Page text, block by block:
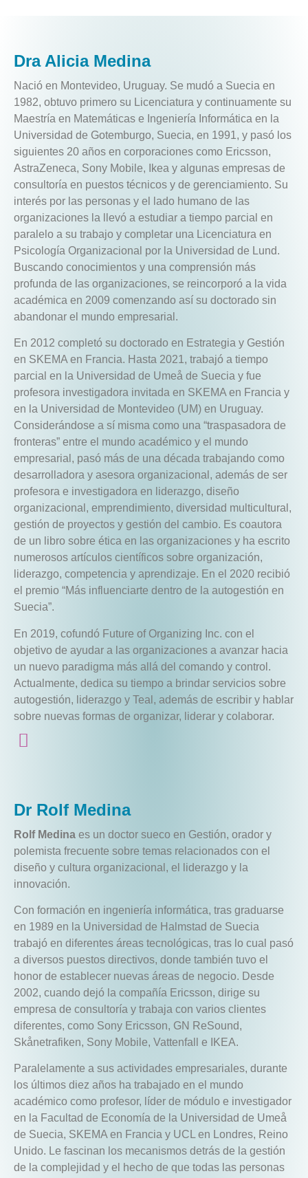
Dra Alicia Medina
Nació en Montevideo, Uruguay. Se mudó a Suecia en
1982, obtuvo primero su Licenciatura y continuamente su
Maestría en Matemáticas e Ingeniería Informática en la
Universidad de Gotemburgo, Suecia, en 1991, y pasó los
siguientes 20 años en corporaciones como Ericsson,
AstraZeneca, Sony Mobile, Ikea y algunas empresas de
consultoría en puestos técnicos y de gerenciamiento. Su
interés por las personas y el lado humano de las
organizaciones la llevó a estudiar a tiempo parcial en
paralelo a su trabajo y completar una Licenciatura en
Psicología Organizacional por la Universidad de Lund.
Buscando conocimientos y una comprensión más
profunda de las organizaciones, se reincorporó a la vida
académica en 2009 comenzando así su doctorado sin
abandonar el mundo empresarial.
En 2012 completó su doctorado en Estrategia y Gestión
en SKEMA en Francia. Hasta 2021, trabajó a tiempo
parcial en la Universidad de Umeå de Suecia y fue
profesora investigadora invitada en SKEMA en Francia y
en la Universidad de Montevideo (UM) en Uruguay.
Considerándose a sí misma como una “traspasadora de
fronteras” entre el mundo académico y el mundo
empresarial, pasó más de una década trabajando como
desarrolladora y asesora organizacional, además de ser
profesora e investigadora en liderazgo, diseño
organizacional, emprendimiento, diversidad multicultural,
gestión de proyectos y gestión del cambio. Es coautora
de un libro sobre ética en las organizaciones y ha escrito
numerosos artículos científicos sobre organización,
liderazgo, competencia y aprendizaje. En el 2020 recibió
el premio “Más influenciarte dentro de la autogestión en
Suecia”.
En 2019, cofundó Future of Organizing Inc. con el
objetivo de ayudar a las organizaciones a avanzar hacia
un nuevo paradigma más allá del comando y control.
Actualmente, dedica su tiempo a brindar servicios sobre
autogestión, liderazgo y Teal, además de escribir y hablar
sobre nuevas formas de organizar, liderar y colaborar.
Dr Rolf Medina
Rolf Medina es un doctor sueco en Gestión, orador y
polemista frecuente sobre temas relacionados con el
diseño y cultura organizacional, el liderazgo y la
innovación.
Con formación en ingeniería informática, tras graduarse
en 1989 en la Universidad de Halmstad de Suecia
trabajó en diferentes áreas tecnológicas, tras lo cual pasó
a diversos puestos directivos, donde también tuvo el
honor de establecer nuevas áreas de negocio. Desde
2002, cuando dejó la compañía Ericsson, dirige su
empresa de consultoría y trabaja con varios clientes
diferentes, como Sony Ericsson, GN ReSound,
Skånetrafiken, Sony Mobile, Vattenfall e IKEA.
Paralelamente a sus actividades empresariales, durante
los últimos diez años ha trabajado en el mundo
académico como profesor, líder de módulo e investigador
en la Facultad de Economía de la Universidad de Umeå
de Suecia, SKEMA en Francia y UCL en Londres, Reino
Unido. Le fascinan los mecanismos detrás de la gestión
de la complejidad y el hecho de que todas las personas